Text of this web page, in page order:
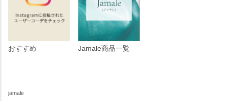
おすすめ Jamale商品一覧
jamale